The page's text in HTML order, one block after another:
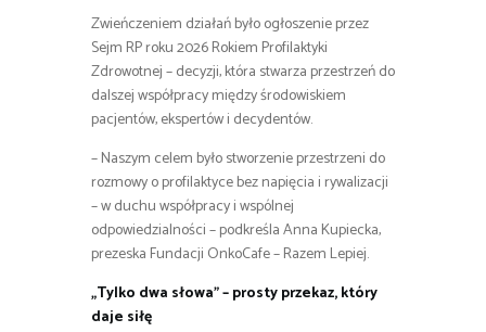
Zwieńczeniem działań było ogłoszenie przez
Sejm RP roku 2026 Rokiem Profilaktyki
Zdrowotnej – decyzji, która stwarza przestrzeń do
dalszej współpracy między środowiskiem
pacjentów, ekspertów i decydentów.
– Naszym celem było stworzenie przestrzeni do
rozmowy o profilaktyce bez napięcia i rywalizacji
– w duchu współpracy i wspólnej
odpowiedzialności – podkreśla Anna Kupiecka,
prezeska Fundacji OnkoCafe – Razem Lepiej.
„Tylko dwa słowa” – prosty przekaz, który
daje siłę